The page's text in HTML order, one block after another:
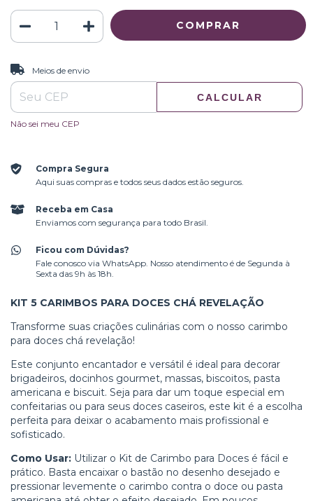
Entregas para o CEP:
Meios de envio
CALCULAR
Não sei meu CEP
Compra Segura
Aqui suas compras e todos seus dados estão seguros.
Receba em Casa
Enviamos com segurança para todo Brasil.
Ficou com Dúvidas?
Fale conosco via WhatsApp. Nosso atendimento é de Segunda à
Sexta das 9h às 18h.
KIT 5 CARIMBOS PARA DOCES CHÁ REVELAÇÃO
Transforme suas criações culinárias com o nosso carimbo
para doces chá revelação!
Este conjunto encantador e versátil é ideal para decorar
brigadeiros, docinhos gourmet, massas, biscoitos, pasta
americana e biscuit. Seja para dar um toque especial em
confeitarias ou para seus doces caseiros, este kit é a escolha
perfeita para deixar o acabamento mais profissional e
sofisticado.
Como Usar: Utilizar o Kit de Carimbo para Doces é fácil e
prático. Basta encaixar o bastão no desenho desejado e
pressionar levemente o carimbo contra o doce ou pasta